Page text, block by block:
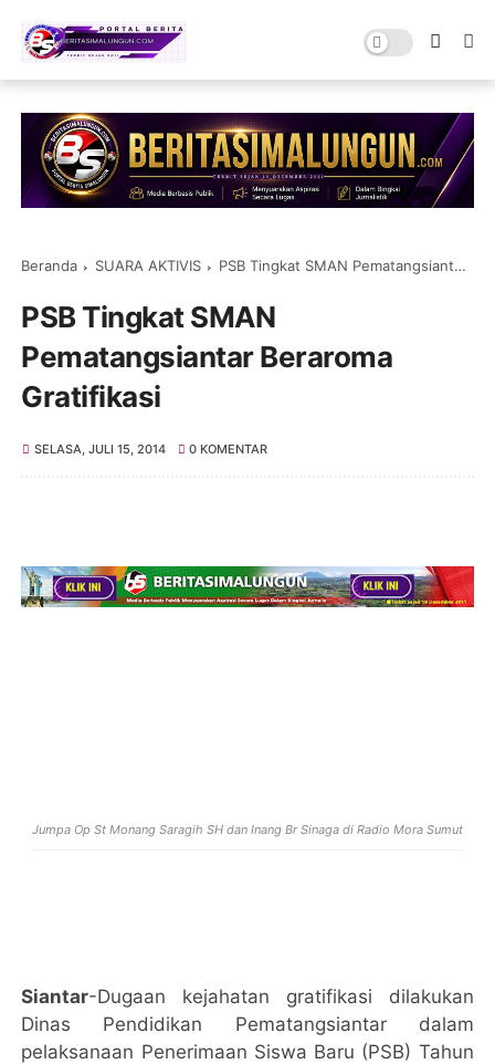
Beranda SUARA AKTIVIS PSB Tingkat SMAN Pematangsiantar Beraroma Gratifikasi
PSB Tingkat SMAN
Pematangsiantar Beraroma
Gratifikasi
SELASA, JULI 15, 2014 0 KOMENTAR
Jumpa Op St Monang Saragih SH dan Inang Br Sinaga di Radio Mora Sumut
Siantar-Dugaan kejahatan gratifikasi dilakukan
Dinas Pendidikan Pematangsiantar dalam
pelaksanaan Penerimaan Siswa Baru (PSB) Tahun